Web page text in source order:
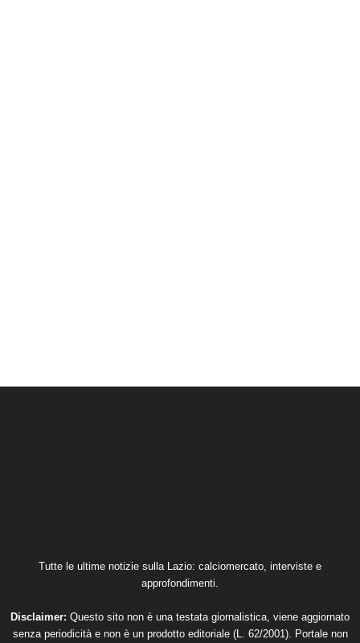
Tutte le ultime notizie sulla Lazio: calciomercato, interviste e
approfondimenti.
Disclaimer: Questo sito non è una testata giornalistica, viene aggiornato
senza periodicità e non è un prodotto editoriale (L. 62/2001). Portale non